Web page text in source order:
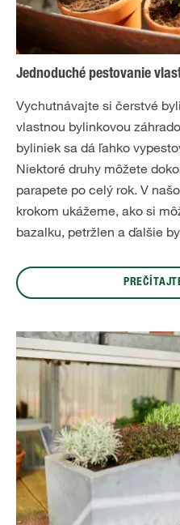
Jednoduché pestovanie
Vychutnávajte si čerstvé
vlastnou bylinkovou
byliniek sa dá ľahko
Niektoré druhy môžete
parapete po celý rok. V
krokom ukážeme, ako si
bazalku, petržlen a ďalšie